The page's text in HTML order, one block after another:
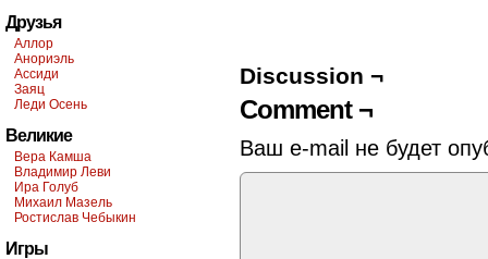
Друзья
Аллор
Анориэль
Ассиди
Заяц
Леди Осень
Великие
Вера Камша
Владимир Леви
Ира Голуб
Михаил Мазель
Ростислав Чебыкин
Игры
Discussion ¬
Comment ¬
Ваш e-mail не будет